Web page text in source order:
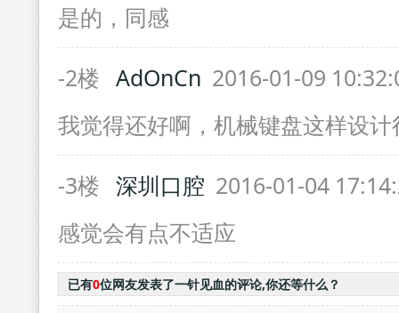
是的，同感
-2楼 AdOnCn 2016-01-09
我觉得还好啊，机械键盘这样设
-3楼 深圳口腔 2016-01-04
感觉会有点不适应
已有0位网友发表了一针见血的评论,你还等什么？